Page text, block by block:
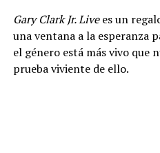
Gary Clark Jr. Livees un
una ventana a la esperanza
el género está más vivo que
prueba viviente de ello.